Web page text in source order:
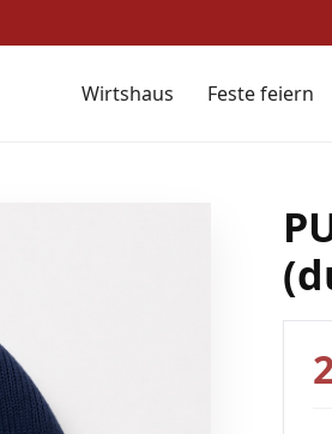
Wirtshaus Feste feiern